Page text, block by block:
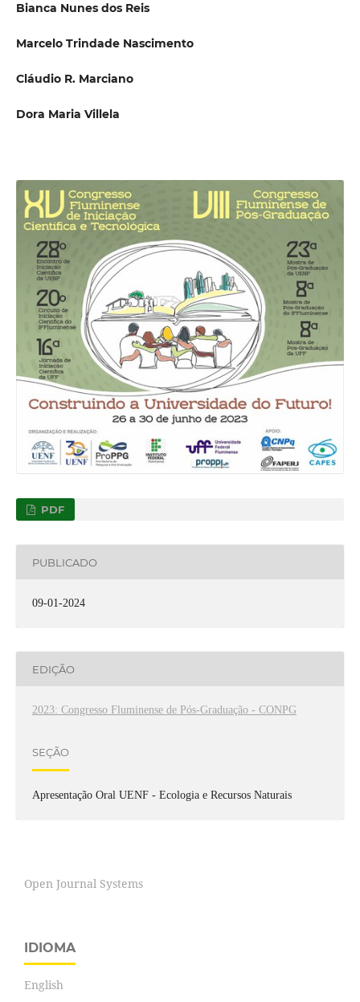
Bianca Nunes dos Reis
Marcelo Trindade Nascimento
Cláudio R. Marciano
Dora Maria Villela
PDF
PUBLICADO
09-01-2024
EDIÇÃO
2023: Congresso Fluminense de Pós-Graduação - CONPG
SEÇÃO
Apresentação Oral UENF - Ecologia e Recursos Naturais
Open Journal Systems
IDIOMA
English